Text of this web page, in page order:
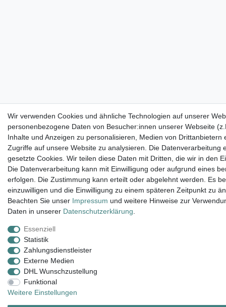
Wir verwenden Cookies und ähnliche Technologien auf unserer
personenbezogene Daten von Besucher:innen unserer Webseite
Inhalte und Anzeigen zu personalisieren, Medien von Drittanbietern
Zugriffe auf unsere Website zu analysieren. Die Datenverarbeitung
gesetzte Cookies. Wir teilen diese Daten mit Dritten, die wir in den
Die Datenverarbeitung kann mit Einwilligung oder aufgrund eines
erfolgen. Die Zustimmung kann erteilt oder abgelehnt werden. Es
einzuwilligen und die Einwilligung zu einem späteren Zeitpunkt zu
Beachten Sie unser Impressum und weitere Hinweise zur
Daten in unserer Daten­schutz­erklärung
Essenziell
Statistik
Zahlungsdienstleister
Externe Medien
DHL Wunschzustellung
Funktional
Weitere Einstellungen